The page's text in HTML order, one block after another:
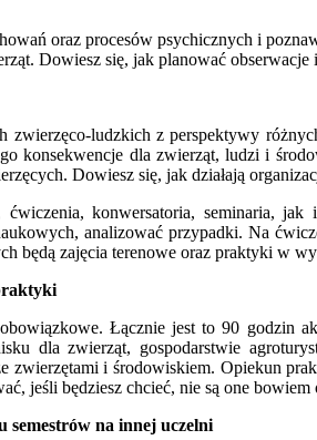
oraz procesów psychicznych i
Dowiesz się, jak planować
zwierzęco-ludzkich z perspektywy
konsekwencje dla zwierząt, ludzi i
Dowiesz się, jak działają
konwersatoria, seminaria,
analizować przypadki. Na
będą zajęcia terenowe oraz praktyki w
Łącznie jest to 90
dla zwierząt, gospodarstwie
zwierzętami i środowiskiem. Opiekun
jeśli będziesz chcieć, nie są one
semestrów na innej uczelni